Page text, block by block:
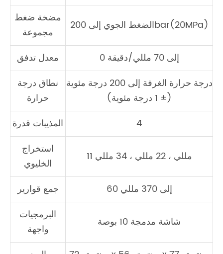
مضخة ضغط
مجموعة
الضغط الجوي إلى 200bar(20MPa)
معدل تدفق
0 إلى 70 مللي/دقيقة
نطاق درجة
حرارة
درجة حرارة الغرفة إلى 200 درجة مئوية
(± 1 درجة مئوية)
المذيبات قدرة
4
استخراج
الخليوي
11 مللي ، 22 مللي ، 34 مللي
جمع قوارير
60 إلى 370 مللي
البرمجيات
واجهة
شاشة مدمجة 10 بوصة